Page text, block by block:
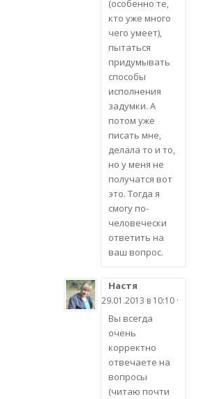
(особенно те,
кто уже много
чего умеет),
пытаться
придумывать
способы
исполнения
задумки. А
потом уже
писать мне,
делала то и то,
но у меня не
получатся вот
это. Тогда я
смогу по-
человечески
ответить на
ваш вопрос.
Настя
29.01.2013 в 10:10 ·
Вы всегда
очень
корректно
отвечаете на
вопросы
(читаю почти